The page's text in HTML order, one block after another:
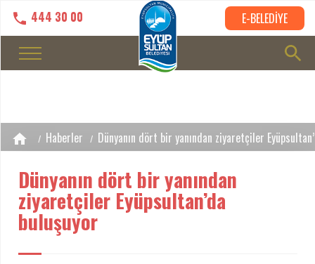
444 30 00 E-BELEDİYE
Haberler Dünyanın dört bir yanından ziyaretçiler
Dünyanın dört bir yanından
ziyaretçiler Eyüpsultan’da
buluşuyor